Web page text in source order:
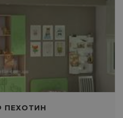
ПЕХОТИН